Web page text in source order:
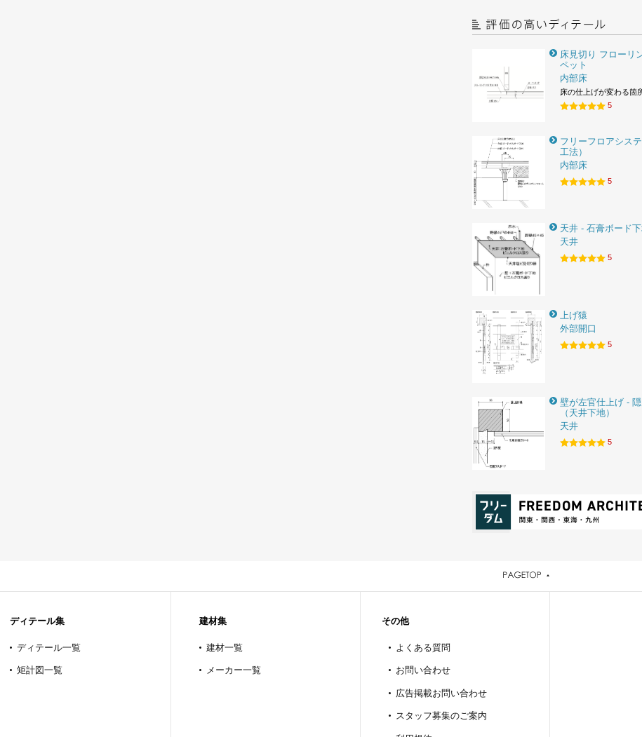
床見切り フローリ
ペット
内部床
床の仕上げが変わる箇
5
フリーフロアシス
工法）
内部床
5
天井 - 石膏ボード
天井
5
上げ猿
外部開口
5
壁が左官仕上げ -
（天井下地）
天井
5
ディテール集
ディテール一覧
矩計図一覧
建材集
建材一覧
メーカー一覧
その他
よくある質問
お問い合わせ
広告掲載お問い合わせ
スタッフ募集のご案内